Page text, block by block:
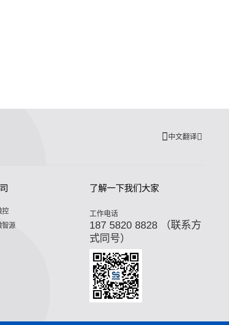
中文翻译
控
智源
了解一下我们大家
工作电话
187 5820 8828 （联系方
式同号）